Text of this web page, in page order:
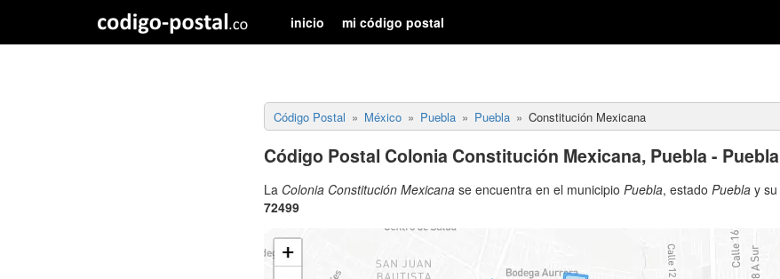
inicio mi código postal
Código Postal México Puebla Puebla Constitución Mexicana
Código Postal Colonia Constitución Mexicana, Puebla - Puebla
La Colonia Constitución Mexicana se encuentra en el municipio Puebla, estado Puebla y su
72499